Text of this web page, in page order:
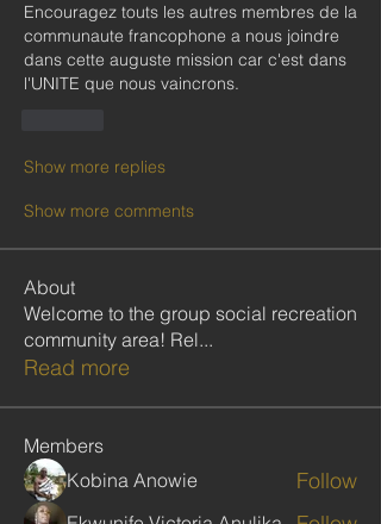
Encouragez touts les autres membres de la
communaute francophone a nous joindre
dans cette auguste mission car c'est dans
l'UNITE que nous vaincrons.
Show more replies
Show more comments
About
Welcome to the group social recreation
community area! Rel...
Read more
Members
Kobina Anowie
Follow